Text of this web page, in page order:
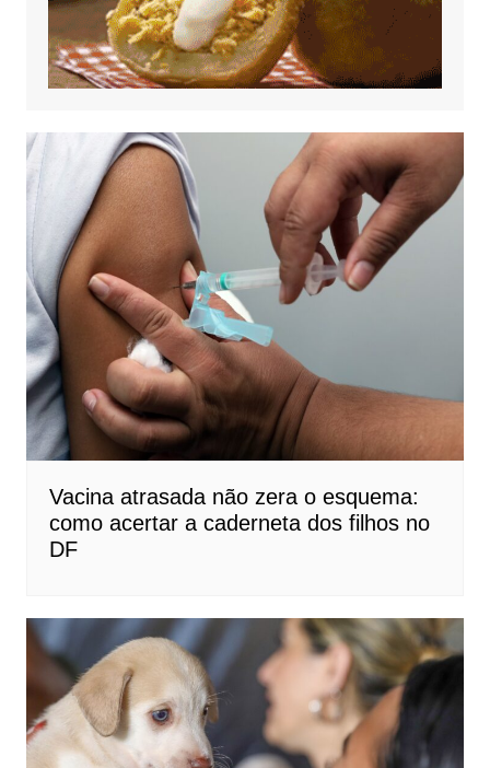
Vacina atrasada não zera o esquema:
como acertar a caderneta dos filhos no
DF